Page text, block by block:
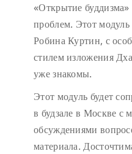
«Открытие
проблем. Этот модуль
Робина Куртин, с
стилем изложения
уже знакомы.
Этот модуль будет
в будзале в Москве с
обсуждениями
материала.